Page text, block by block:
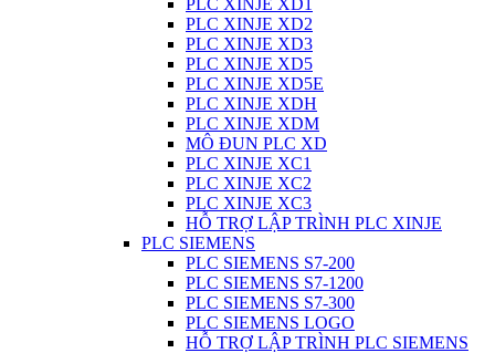
PLC XINJE XD1
PLC XINJE XD2
PLC XINJE XD3
PLC XINJE XD5
PLC XINJE XD5E
PLC XINJE XDH
PLC XINJE XDM
MÔ ĐUN PLC XD
PLC XINJE XC1
PLC XINJE XC2
PLC XINJE XC3
HỖ TRỢ LẬP TRÌNH PLC XINJE
PLC SIEMENS
PLC SIEMENS S7-200
PLC SIEMENS S7-1200
PLC SIEMENS S7-300
PLC SIEMENS LOGO
HỖ TRỢ LẬP TRÌNH PLC SIEMENS